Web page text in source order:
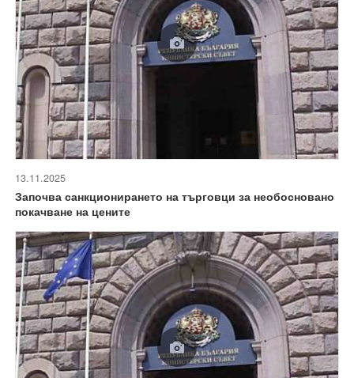
13.11.2025
Започва санкционирането на търговци за необосновано
покачване на цените